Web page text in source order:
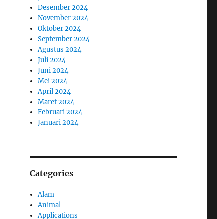
Desember 2024
November 2024
Oktober 2024
September 2024
Agustus 2024
Juli 2024
Juni 2024
Mei 2024
April 2024
Maret 2024
Februari 2024
Januari 2024
Categories
Alam
Animal
Applications